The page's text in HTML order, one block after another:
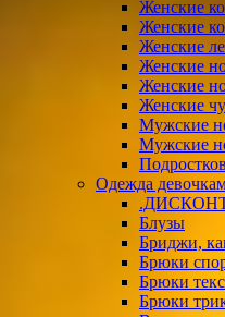
Женские
Женские
Женские
Женские
Женские
Женские
Мужские
Мужские
Одежда
Блузы
Бриджи,
Брюки
Брюки
Брюки